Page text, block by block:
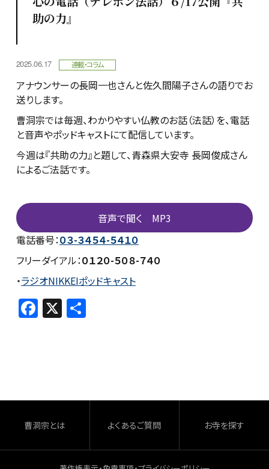
助の力』
2025.06.17 連載・コラム
アナウンサーの長岡一也さんと佐久間陽子さんの語りでお
送りします。
曹洞宗では毎週、わかりやすい仏教のお話（法話）を、電話
と音声やポッドキャストにて配信しています。
今週は『共助の力』と題して、青森県大安寺 長岡俊成さん
によるご法話です。
音声で聞く MP3
電話番号：０３-３４５４-５４１０
フリーダイアル：０１２０-５０８-７４０
・ラジオNIKKEIポッドキャスト
F
a
o
o
k
X 共
曹洞宗とは よくあるご質問 お寺を探す